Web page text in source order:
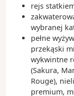
rejs
wybranej
pełne
przekąski
wykwintne
(Sakura,
Rouge),
premium,